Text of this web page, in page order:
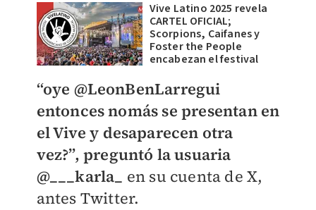
Vive Latino 2025 revela
CARTEL OFICIAL;
Scorpions, Caifanes y
Foster the People
encabezan el festival
“oye @LeonBenLarregui
entonces nomás se presentan en
el Vive y desaparecen otra
vez?”, preguntó la usuaria
@___karla_ en su cuenta de X,
antes Twitter.